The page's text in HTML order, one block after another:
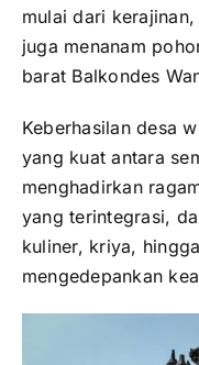
mulai dari
juga menanam
barat Balkondes
Keberhasilan desa
yang kuat antara
menghadirkan
yang terintegrasi,
kuliner, kriya,
mengedepankan